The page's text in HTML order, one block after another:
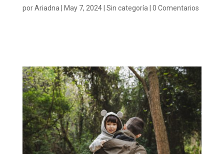
porAriadna May 7, 2024| Sin categoría 0 Comentarios